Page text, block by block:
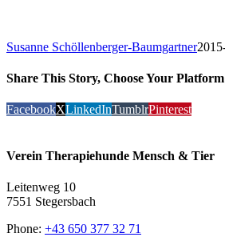
Susanne Schöllenberger-Baumgartner
Share This Story, Choose Your
FacebookXLinkedInTumblrPinterest
Verein Therapiehunde Mensch & Tier
Leitenweg 10
7551 Stegersbach
Phone: +43 650 377 32 71